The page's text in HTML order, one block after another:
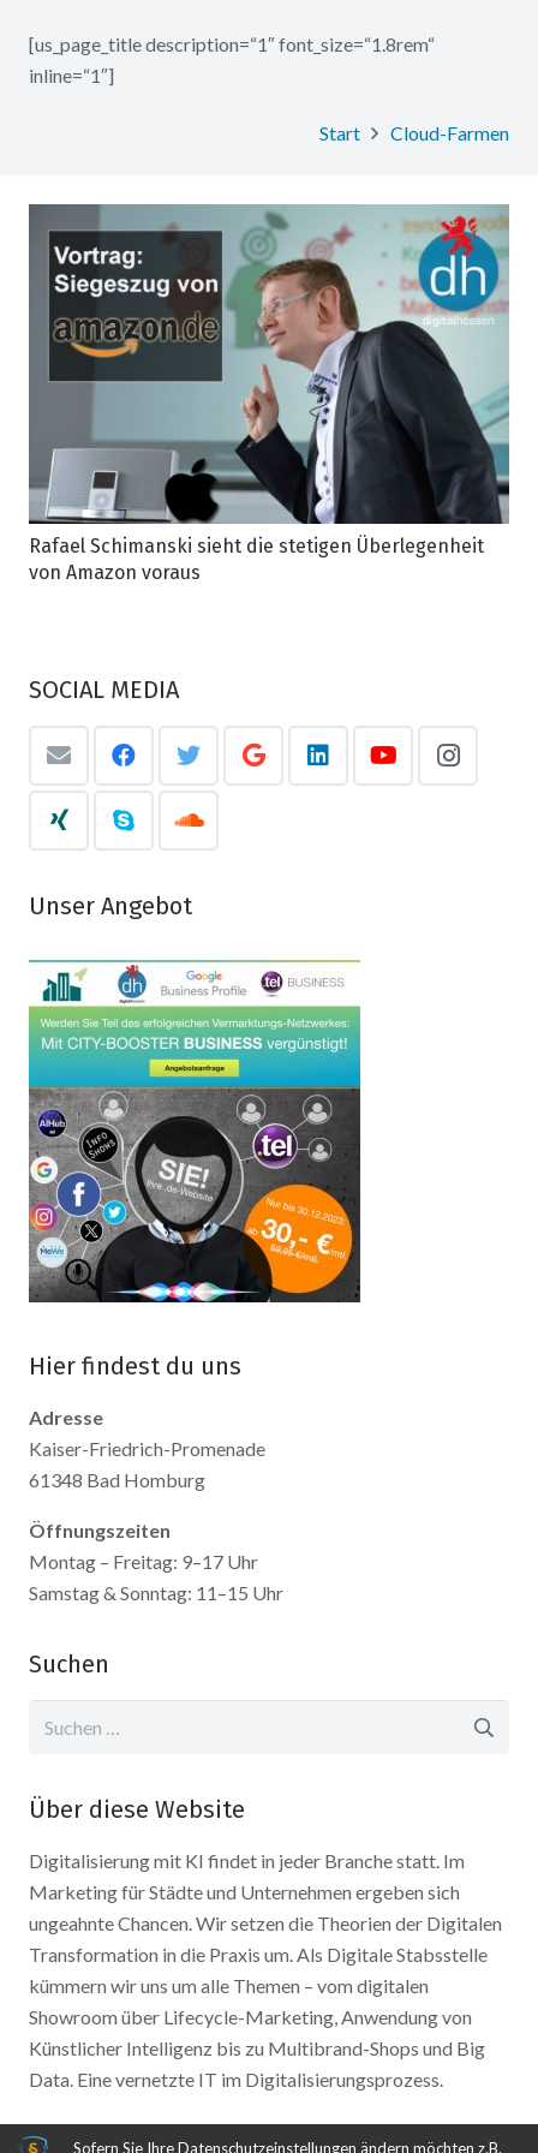
[us_page_title description=“1″ font_size=“1.8rem“
inline=“1″]
Start Cloud-Farmen
Rafael Schimanski sieht die stetigen Überlegenheit
von Amazon voraus
SOCIAL MEDIA
Unser Angebot
Hier findest du uns
Adresse
Kaiser-Friedrich-Promenade
61348 Bad Homburg
Öffnungszeiten
Montag – Freitag: 9–17 Uhr
Samstag & Sonntag: 11–15 Uhr
Suchen
Über diese Website
Digitalisierung mit KI findet in jeder Branche statt. Im
Marketing für Städte und Unternehmen ergeben sich
ungeahnte Chancen. Wir setzen die Theorien der Digitalen
Transformation in die Praxis um. Als Digitale Stabsstelle
kümmern wir uns um alle Themen – vom digitalen
Showroom über Lifecycle-Marketing, Anwendung von
Künstlicher Intelligenz bis zu Multibrand-Shops und Big
Data. Eine vernetzte IT im Digitalisierungsprozess.
Sofern Sie Ihre Datenschutzeinstellungen ändern möchten z.B.